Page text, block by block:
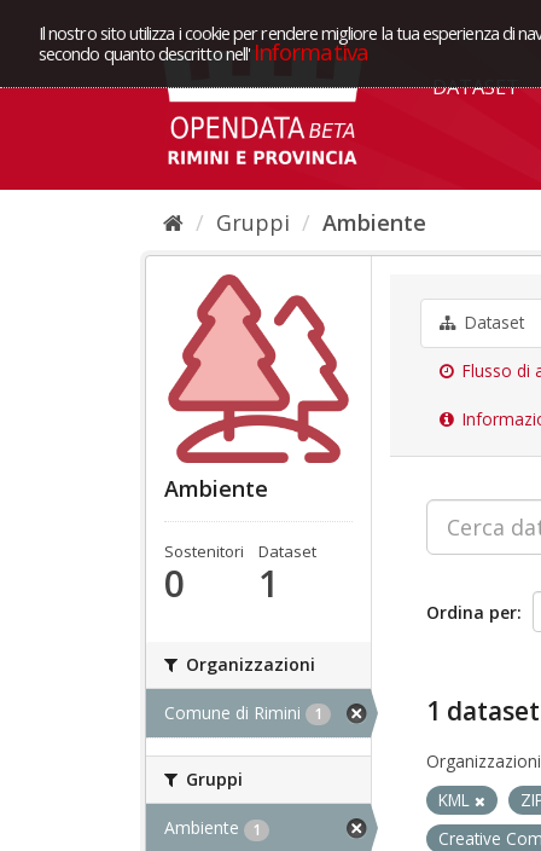
Il nostro sito utilizza i cookie per rendere migliore la tua esperienza di
secondo quanto descritto nell' Informativa
DATASET
Gruppi Ambiente
Ambiente
Sostenitori
0
Dataset
1
Organizzazioni
Comune di Rimini 1
Gruppi
Ambiente 1
Dataset
Flusso di
Ordina per
1
KML
Creative